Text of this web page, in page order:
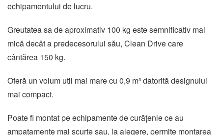
echipamentului de lucru.
Greutatea sa de aproximativ 100 kg este semnificativ mai
mică decât a predecesorului său, Clean Drive care
cântărea 150 kg.
Oferă un volum util mai mare cu 0,9 m³ datorită designului
mai compact.
Poate fi montat pe echipamente de curățenie ce au
ampatamente mai scurte sau, la alegere, permite montarea